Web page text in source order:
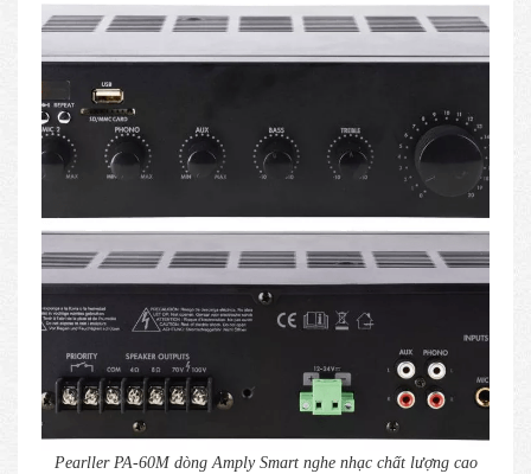
Pearller PA-60M dòng Amply Smart nghe nhạc chất lượng cao